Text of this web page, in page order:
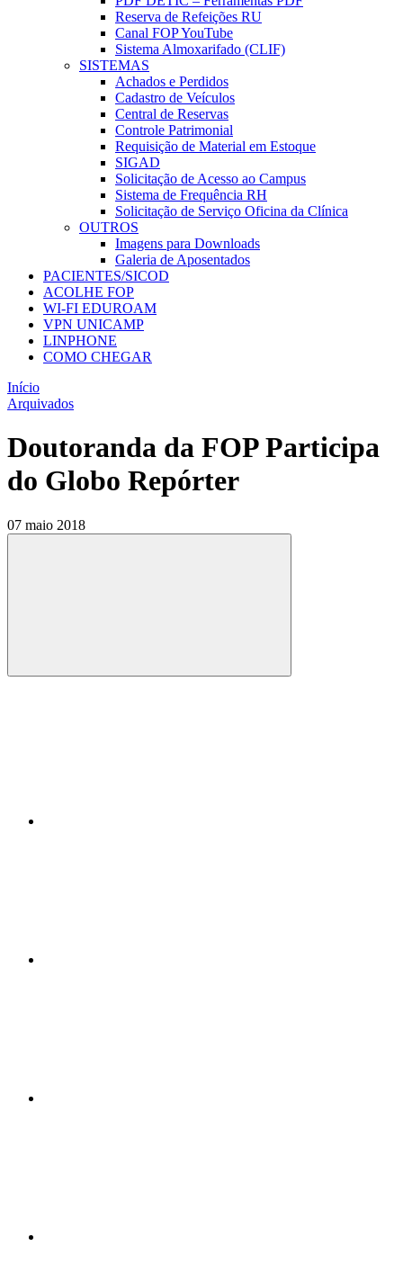
Reserva de Refeições RU
Canal FOP YouTube
Sistema Almoxarifado (CLIF)
SISTEMAS
Achados e Perdidos
Cadastro de Veículos
Central de Reservas
Controle Patrimonial
Requisição de Material em Estoque
SIGAD
Solicitação de Acesso ao Campus
Sistema de Frequência RH
Solicitação de Serviço Oficina da Clínica
OUTROS
Imagens para Downloads
Galeria de Aposentados
PACIENTES/SICOD
ACOLHE FOP
WI-FI EDUROAM
VPN UNICAMP
LINPHONE
COMO CHEGAR
Início
Arquivados
Doutoranda da FOP Participa
do Globo Repórter
07 maio 2018
Compartilhar